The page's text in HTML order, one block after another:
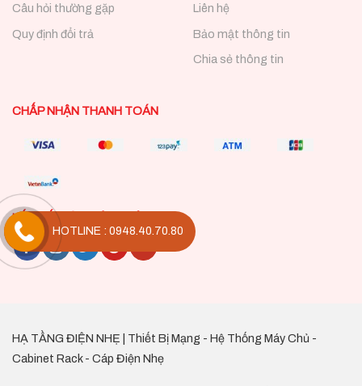
Câu hỏi thường gặp
Quy định đổi trả
Liên hệ
Bảo mật thông tin
Chia sẻ thông tin
CHẤP NHẬN THANH TOÁN
KẾT NỐI VỚI CHÚNG TÔI
HẠ TẦNG ĐIỆN NHẸ | Thiết Bị Mạng - Hệ Thống Máy Chủ -
Cabinet Rack - Cáp Điện Nhẹ
HOTLINE : 0948.40.70.80